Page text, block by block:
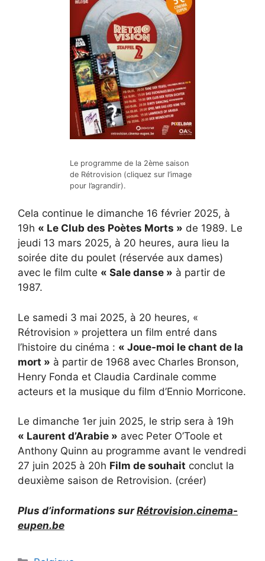
Le programme de la 2ème saison
de Rétrovision (cliquez sur l’image
pour l’agrandir).
Cela continue le dimanche 16 février 2025, à
19h « Le Club des Poètes Morts » de 1989. Le
jeudi 13 mars 2025, à 20 heures, aura lieu la
soirée dite du poulet (réservée aux dames)
avec le film culte « Sale danse » à partir de
1987.
Le samedi 3 mai 2025, à 20 heures, «
Rétrovision » projettera un film entré dans
l’histoire du cinéma : « Joue-moi le chant de la
mort » à partir de 1968 avec Charles Bronson,
Henry Fonda et Claudia Cardinale comme
acteurs et la musique du film d’Ennio Morricone.
Le dimanche 1er juin 2025, le strip sera à 19h
« Laurent d’Arabie » avec Peter O’Toole et
Anthony Quinn au programme avant le vendredi
27 juin 2025 à 20h Film de souhait conclut la
deuxième saison de Retrovision. (créer)
Plus d’informations surRétrovision.cinema-
eupen.be